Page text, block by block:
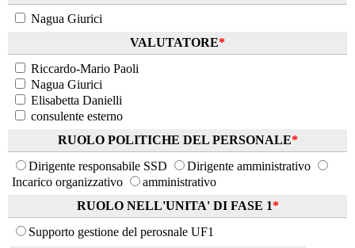
Nagua Giurici
VALUTATORE*
Riccardo-Mario Paoli
Nagua Giurici
Elisabetta Danielli
consulente esterno
RUOLO POLITICHE DEL PERSONALE*
Dirigente responsabile SSD
Dirigente amministrativo
Incarico organizzativo
amministrativo
RUOLO NELL'UNITA' DI FASE 1*
Supporto gestione del perosnale UF1